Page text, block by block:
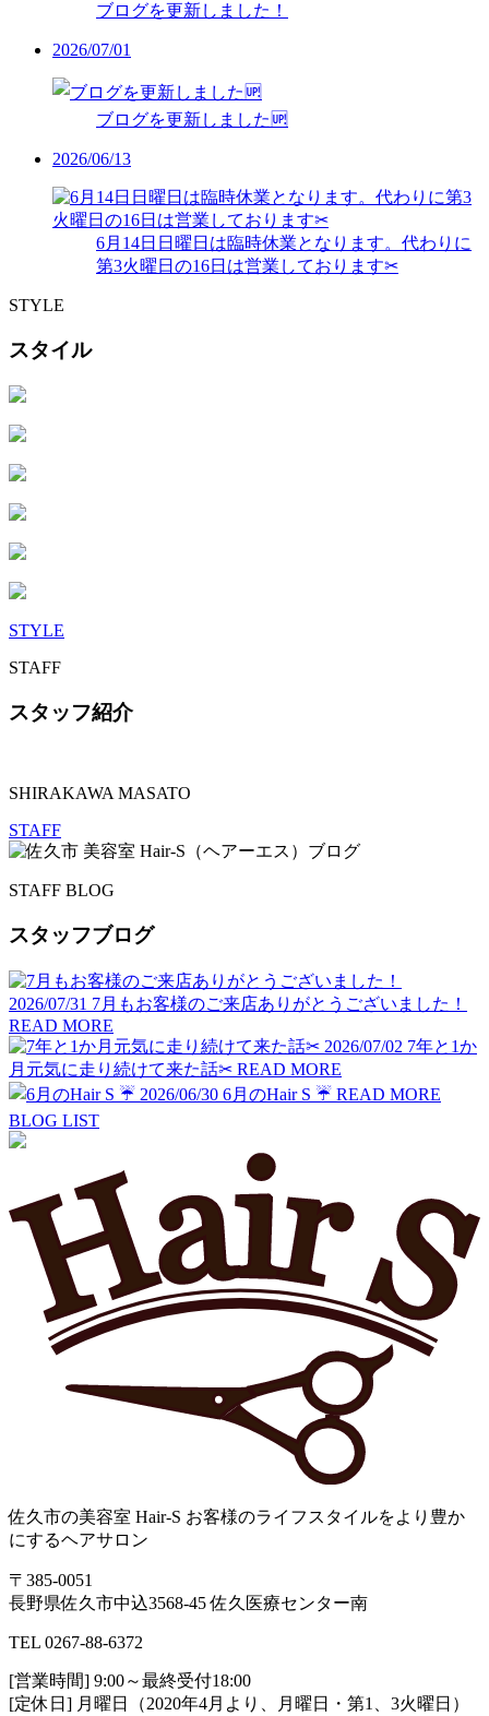
ブログを更新しました！
2026/07/01
ブログを更新しました🆙
2026/06/13
6月14日日曜日は臨時休業となります。代わりに
第3火曜日の16日は営業しております✂︎
STYLE
スタイル
STYLE
STAFF
スタッフ紹介
SHIRAKAWA MASATO
STAFF
STAFF BLOG
スタッフブログ
2026/07/31 7月もお客様のご来店ありがとうございました！
READ MORE
2026/07/02 7年と1か
月元気に走り続けて来た話✂︎ READ MORE
2026/06/30 6月のHair S ☔️ READ MORE
BLOG LIST
佐久市の美容室 Hair-S お客様のライフスタイルをより豊か
にするヘアサロン
〒385-0051
長野県佐久市中込3568-45 佐久医療センター南
TEL 0267-88-6372
[営業時間] 9:00～最終受付18:00
[定休日] 月曜日（2020年4月より、月曜日・第1、3火曜日）